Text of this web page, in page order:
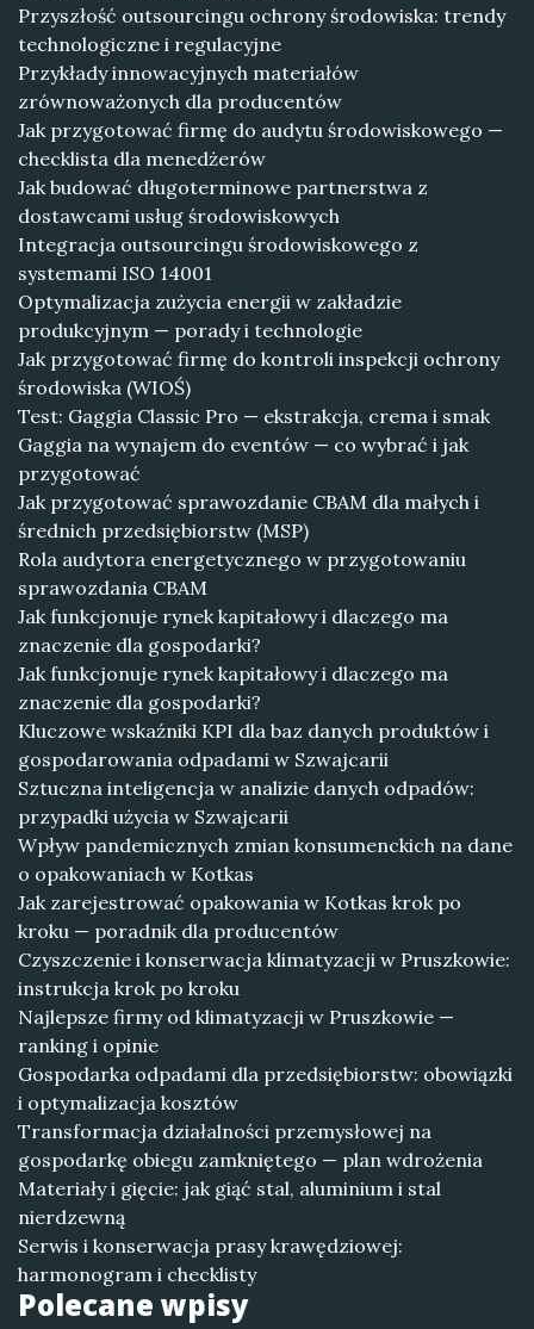
Przyszłość outsourcingu ochrony środowiska: trendy
technologiczne i regulacyjne
Przykłady innowacyjnych materiałów
zrównoważonych dla producentów
Jak przygotować firmę do audytu środowiskowego —
checklista dla menedżerów
Jak budować długoterminowe partnerstwa z
dostawcami usług środowiskowych
Integracja outsourcingu środowiskowego z
systemami ISO 14001
Optymalizacja zużycia energii w zakładzie
produkcyjnym — porady i technologie
Jak przygotować firmę do kontroli inspekcji ochrony
środowiska (WIOŚ)
Test: Gaggia Classic Pro — ekstrakcja, crema i smak
Gaggia na wynajem do eventów — co wybrać i jak
przygotować
Jak przygotować sprawozdanie CBAM dla małych i
średnich przedsiębiorstw (MSP)
Rola audytora energetycznego w przygotowaniu
sprawozdania CBAM
Jak funkcjonuje rynek kapitałowy i dlaczego ma
znaczenie dla gospodarki?
Jak funkcjonuje rynek kapitałowy i dlaczego ma
znaczenie dla gospodarki?
Kluczowe wskaźniki KPI dla baz danych produktów i
gospodarowania odpadami w Szwajcarii
Sztuczna inteligencja w analizie danych odpadów:
przypadki użycia w Szwajcarii
Wpływ pandemicznych zmian konsumenckich na dane
o opakowaniach w Kotkas
Jak zarejestrować opakowania w Kotkas krok po
kroku — poradnik dla producentów
Czyszczenie i konserwacja klimatyzacji w Pruszkowie:
instrukcja krok po kroku
Najlepsze firmy od klimatyzacji w Pruszkowie —
ranking i opinie
Gospodarka odpadami dla przedsiębiorstw: obowiązki
i optymalizacja kosztów
Transformacja działalności przemysłowej na
gospodarkę obiegu zamkniętego — plan wdrożenia
Materiały i gięcie: jak giąć stal, aluminium i stal
nierdzewną
Serwis i konserwacja prasy krawędziowej:
harmonogram i checklisty
Polecane wpisy